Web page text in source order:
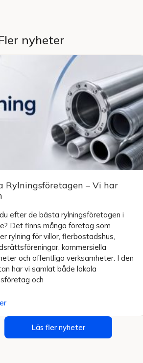
nyheter
Rylningsföretagen – Vi har
efter de bästa rylningsföretagen i
Det finns många företag som
rylning för villor, flerbostadshus,
kommersiella
och offentliga verksamheter. I den
har vi samlat både lokala
och
Läs fler nyheter